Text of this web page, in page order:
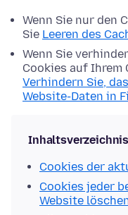
Wenn Sie nur den
Sie Leeren des
Wenn Sie
Cookies auf Ihrem
Verhindern Sie,
Website-Daten in
Inhaltsverzeichnis
Cookies der
Cookies jeder
Website